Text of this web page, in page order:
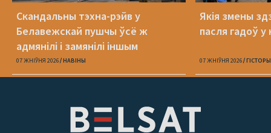
Скандальны тэхна-рэйв у
Белавежскай пушчы ўсё ж
адмянілі і замянілі іншым
07 ЖНІЎНЯ 2026 НАВІНЫ
Якія змены
пасля гадоў у
07 ЖНІЎНЯ 2026